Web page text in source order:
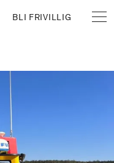
BLI FRIVILLIG